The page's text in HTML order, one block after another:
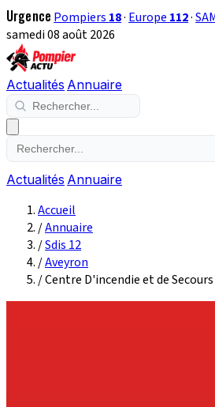
Urgence Pompiers 18· Europe 112·
samedi 08 août 2026
Actualités Annuaire
Actualités Annuaire
Accueil
/Annuaire
/Sdis 12
/Aveyron
/Centre D'incendie et de